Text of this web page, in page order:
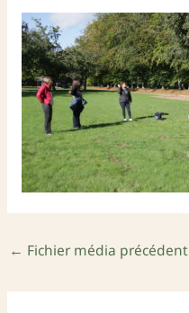
← Fichier média précédent